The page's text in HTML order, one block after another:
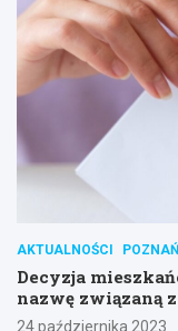
AKTUALNOŚCI POZNAŃ
Decyzja
nazwę związaną
24 października 2023